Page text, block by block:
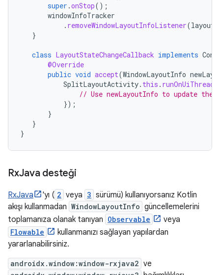
super .onStop();
windowInfoTracker
. removeWindowLayoutInfoListener(
}
class LayoutStateChangeCallback implements
@Override
public void accept(WindowLayoutInfo
SplitLayoutActivity. this . runOnUiThread
// Use newLayoutInfo to update the
});
}
}
}
RxJava desteği
RxJava 'yı ( 2 veya 3 sürümü) kullanıyorsanız Kotlin
akışı kullanmadan WindowLayoutInfo güncellemelerini
toplamanıza olanak tanıyan Observable veya
Flowable
kullanmanızı sağlayan yapılardan
yararlanabilirsiniz.
androidx.window:window-rxjava2 ve